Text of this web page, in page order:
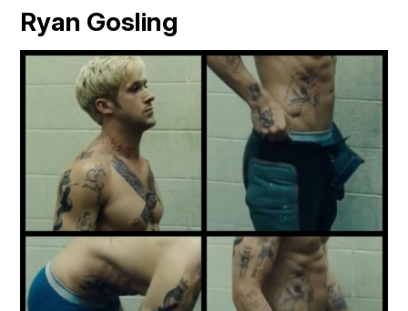
Ryan Gosling